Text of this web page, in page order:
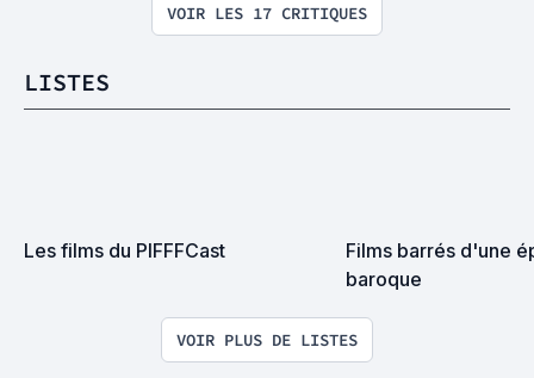
VOIR LES 17 CRITIQUES
LISTES
Les films du PIFFFCast
Films barrés d'une
baroque
VOIR PLUS DE LISTES